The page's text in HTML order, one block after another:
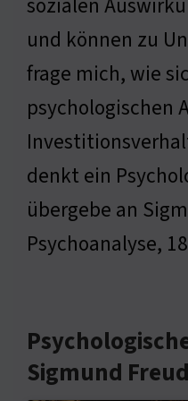
und können zu
frage mich, wie
psychologischen
denkt ein
übergebe an
Psychoanalyse,
Sigmund Freud